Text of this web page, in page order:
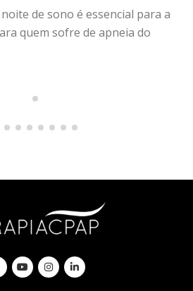
de sono é essencial para a
quem sofre de apneia do